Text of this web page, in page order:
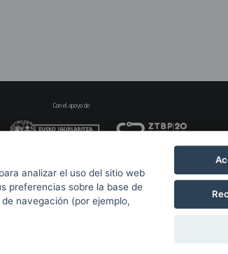
Con el apoyo de
analizar el uso del sitio web
preferencias sobre la base de
navegación (por ejemplo,